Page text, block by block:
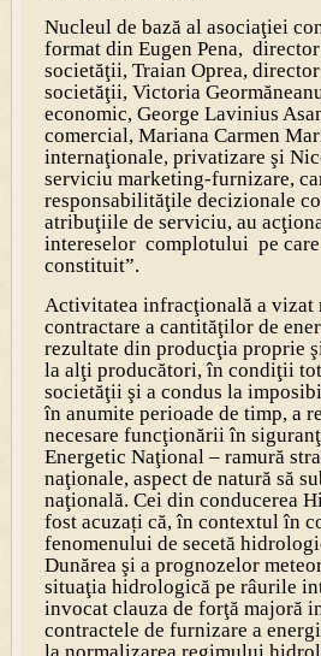
Nucleul de bază al asociaţiei
format din Eugen Pena,
societăţii, Traian Oprea,
societăţii, Victoria
economic, George Lavinius
comercial, Mariana Carmen
internaţionale, privatizare şi
serviciu marketing-furnizare,
responsabilităţile decizionale
atribuţiile de serviciu, au
intereselor complotului pe
constituit”.
Activitatea infracţională a vizat
contractare a cantităţilor de
rezultate din producţia proprie
la alţi producători, în condiţii
societăţii şi a condus la
în anumite perioade de timp, a
necesare funcţionării în
Energetic Naţional – ramură
naţionale, aspect de natură să
naţională. Cei din conducerea
fost acuzați că, în contextul în
fenomenului de secetă
Dunărea şi a prognozelor
situaţia hidrologică pe râurile
invocat clauza de forţă majoră
contractele de furnizare a